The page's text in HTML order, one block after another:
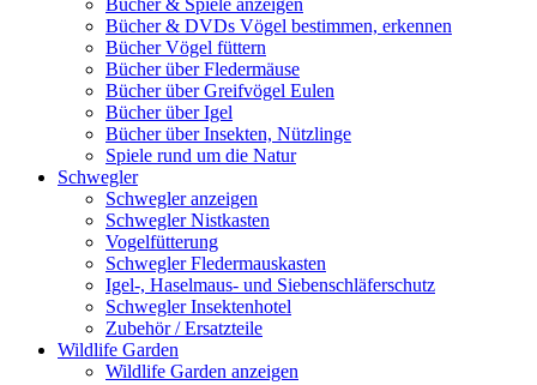
Bücher & DVDs Vögel bestimmen, erkennen
Bücher Vögel füttern
Bücher über Fledermäuse
Bücher über Greifvögel Eulen
Bücher über Igel
Bücher über Insekten, Nützlinge
Spiele rund um die Natur
Schwegler
Schwegler anzeigen
Schwegler Nistkasten
Vogelfütterung
Schwegler Fledermauskasten
Igel-, Haselmaus- und Siebenschläferschutz
Schwegler Insektenhotel
Zubehör / Ersatzteile
Wildlife Garden
Wildlife Garden anzeigen